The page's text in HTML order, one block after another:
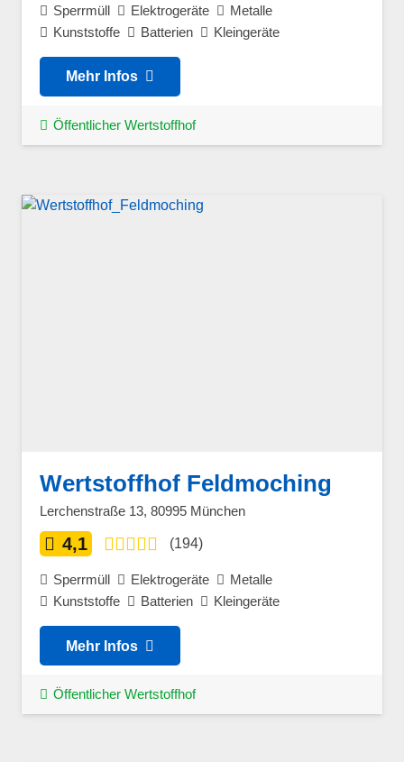
Sperrmüll Elektrogeräte
Metalle
Kunststoffe
Batterien Kleingeräte
Mehr Infos
Öffentlicher Wertstoffhof
Wertstoffhof Feldmoching
Lerchenstraße 13, 80995 München
4,1 (194)
Sperrmüll Elektrogeräte
Metalle
Kunststoffe
Batterien Kleingeräte
Mehr Infos
Öffentlicher Wertstoffhof